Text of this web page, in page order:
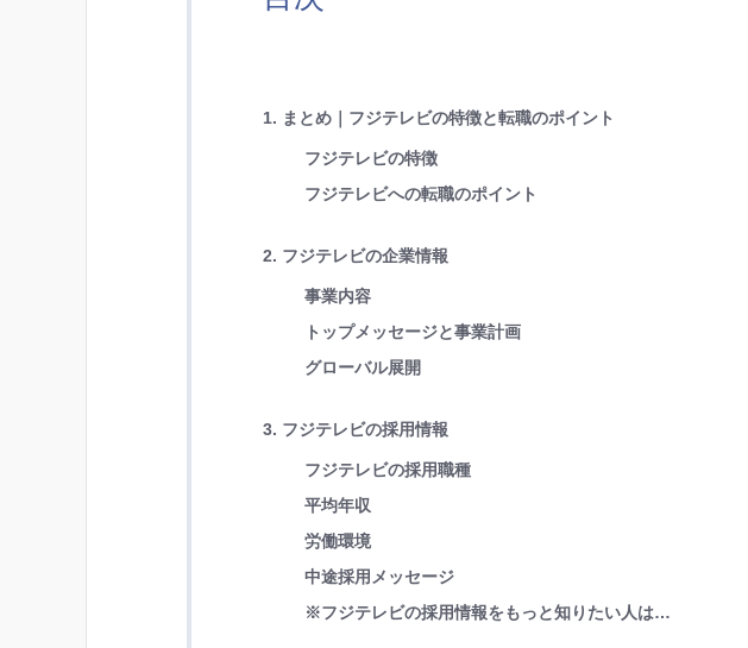
1. まとめ｜フジテレビの特徴と転職のポイント
フジテレビの特徴
フジテレビへの転職のポイント
2. フジテレビの企業情報
事業内容
トップメッセージと事業計画
グローバル展開
3. フジテレビの採用情報
フジテレビの採用職種
平均年収
労働環境
中途採用メッセージ
※フジテレビの採用情報をもっと知りたい人は…